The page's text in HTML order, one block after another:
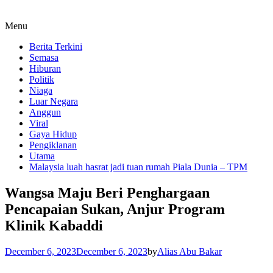
Menu
Berita Terkini
Semasa
Hiburan
Politik
Niaga
Luar Negara
Anggun
Viral
Gaya Hidup
Pengiklanan
Utama
Malaysia luah hasrat jadi tuan rumah Piala Dunia – TPM
Wangsa Maju Beri Penghargaan
Pencapaian Sukan, Anjur Program
Klinik Kabaddi
December 6, 2023December 6, 2023byAlias Abu Bakar